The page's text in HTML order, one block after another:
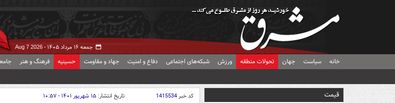
جمعه ۱۶ مرداد ۱۴۰۵ - Aug 7 2026
خانه سیاست جهان تحولات منطقه ورزش شبکه‌های اجتماعی دفاع و امنیت جهاد و مقاومت حسینیه فرهنگ و هنر
قیمت کد خبر1415534 تاریخ انتشار: ۱۵ شهریور ۱۴۰۱ - ۱۰:۵۷